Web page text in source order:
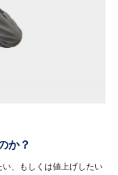
か？
、もしくは値上げしたい